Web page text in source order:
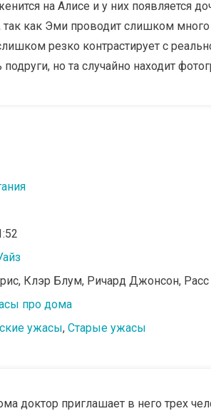
на Алисе и у них появляется
так как Эми проводит слишком
резко контрастирует с
но та случайно находит
Клэр Блум, Ричард Джонсон,
про дома
ужасы, Старые ужасы
доктор приглашает в него трех